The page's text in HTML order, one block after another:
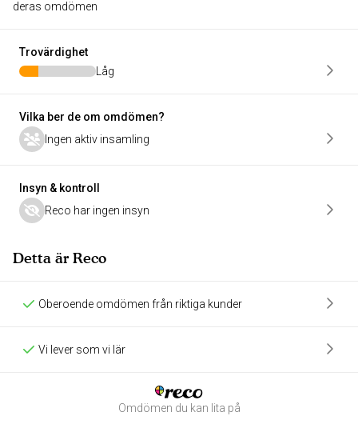
deras omdömen
Trovärdighet
Låg
Vilka ber de om omdömen?
Ingen aktiv insamling
Insyn & kontroll
Reco har ingen insyn
Detta är Reco
Oberoende omdömen från riktiga kunder
Vi lever som vi lär
Omdömen du kan lita på